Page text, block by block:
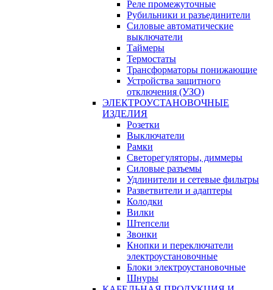
Реле промежуточные
Рубильники и разъединители
Силовые автоматические
выключатели
Таймеры
Термостаты
Трансформаторы понижающие
Устройства защитного
отключения (УЗО)
ЭЛЕКТРОУСТАНОВОЧНЫЕ
ИЗДЕЛИЯ
Розетки
Выключатели
Рамки
Светорегуляторы, диммеры
Силовые разъемы
Удлинители и сетевые фильтры
Разветвители и адаптеры
Колодки
Вилки
Штепсели
Звонки
Кнопки и переключатели
электроустановочные
Блоки электроустановочные
Шнуры